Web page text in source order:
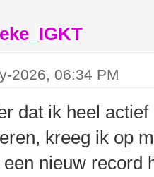
2026, 06:34 PM
dat ik heel
kreeg ik op
een nieuw record